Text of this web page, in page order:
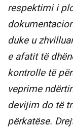
respektimi i
duke u
e afatit të
kontrolle të
veprime
devijim do të
përkatëse.